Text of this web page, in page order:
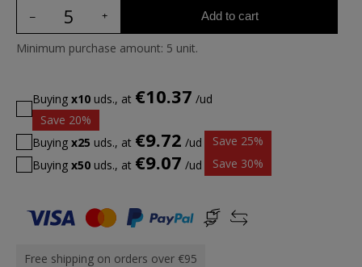
Add to cart
Minimum purchase amount: 5 unit.
Buying x10 uds., at €10.37 /ud
Save 20%
Buying x25 uds., at €9.72 /ud
Save 25%
Buying x50 uds., at €9.07 /ud Save 30%
Free shipping on orders over €95